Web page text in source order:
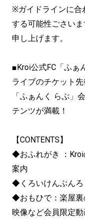
※ガイドラインに合
する可能性ごさい
申し上げます。
■Kroi公式FC「ふぁ
ライブのチケット先
「ふぁんく らぶ」
テンツが満載！
【CONTENTS】
◆おふれがき ：Kroi
案内
◆くろいけんぶんろ
◆おもひで：楽屋裏
映像など会員限定